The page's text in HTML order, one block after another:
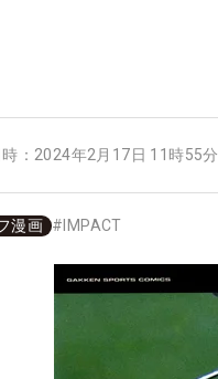
： 2024年2月17日 11時55分
漫画 # IMPACT